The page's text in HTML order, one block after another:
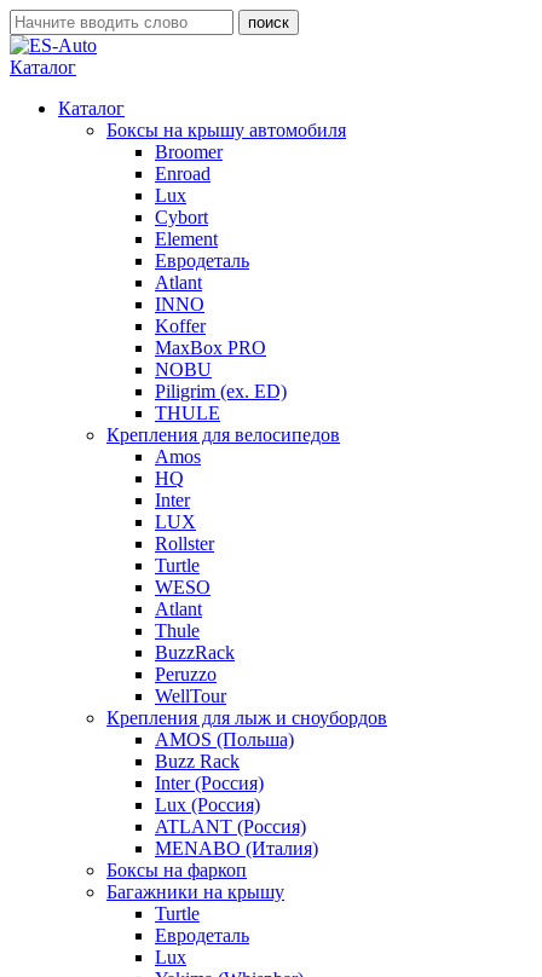
Каталог
Каталог
Боксы на крышу автомобиля
Broomer
Enroad
Lux
Cybort
Element
Евродеталь
Atlant
INNO
Koffer
MaxBox PRO
NOBU
Piligrim (ex. ED)
THULE
Крепления для велосипедов
Amos
HQ
Inter
LUX
Rollster
Turtle
WESO
Atlant
Thule
BuzzRack
Peruzzo
WellTour
Крепления для лыж и сноубордов
AMOS (Польша)
Buzz Rack
Inter (Россия)
Lux (Россия)
ATLANT (Россия)
MENABO (Италия)
Боксы на фаркоп
Багажники на крышу
Turtle
Евродеталь
Lux